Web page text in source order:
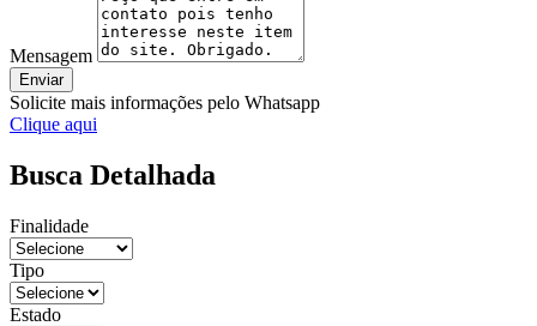
Mensagem
Enviar
Solicite mais informações pelo Whatsapp
Clique aqui
Busca Detalhada
Finalidade
Tipo
Estado